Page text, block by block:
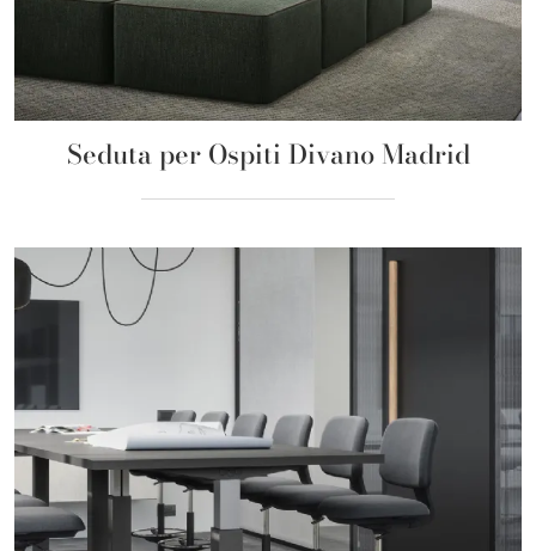
Seduta per Ospiti Divano Madrid